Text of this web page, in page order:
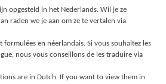
opgesteld in het Nederlands. Wil je ze
raden we je aan om ze te vertalen via
formulées en néerlandais. Si vous souhaitez les
nous vous conseillons de les traduire via
are in Dutch. If you want to view them in